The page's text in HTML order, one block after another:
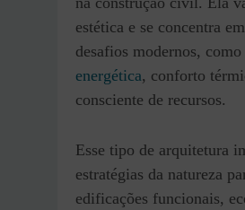
estética e se concentra
desafios modernos, como
energética, conforto
consciente de recursos.
Esse tipo de arquitetura
estratégias da natureza
edificações funcionais,